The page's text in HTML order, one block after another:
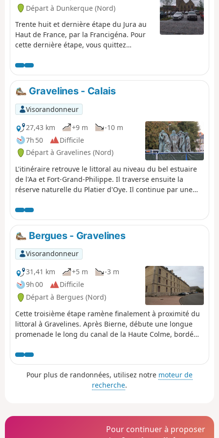
Départ à Dunkerque (Nord)
Trente huit et dernière étape du Jura au
Haut de France, par la Francigéna. Pour
cette dernière étape, vous quittez
Forts, avant d'arriver aux pieds des
Fortifications Vauban. Vous longez les
remparts avant d'entrer dans Bergues,
ville fortifiée charmante et pittoresque,
surnommée la « petite Bruges du Nord »,
et, aujourd’hui, mondialement célèbre
depuis le tournage du film “Bienvenue
chez les Ch’tis” ! C'est au pied du beffroi,
surmonté du lion de Flandres, que se
termine ce périple.
Gravelines - Calais
Visorandonneur
27,43 km
+9 m
-10 m
7h 50
Difficile
Départ à Gravelines (Nord)
L'itinéraire retrouve le littoral au niveau du bel estuaire
de l'Aa et Fort-Grand-Philippe. Il traverse ensuite la
réserve naturelle du Platier d'Oye. Il continue par une
Centre Jules Ferry. Il rejoint ensuite le Centre de Calais.
Bergues - Gravelines
Visorandonneur
31,41 km
+5 m
-3 m
9h 00
Difficile
Départ à Bergues (Nord)
Cette troisième étape ramène finalement à proximité du
littoral à Gravelines. Après Bierne, débute une longue
promenade le long du canal de la Haute Colme, bordé
puis change de direction pour rejoindre Gravelines en
passant par le village de Saint-Georges-sur-l'Aa.
Pour plus de randonnées, utilisez notre moteur de
recherche.
Pour continuer à proposer